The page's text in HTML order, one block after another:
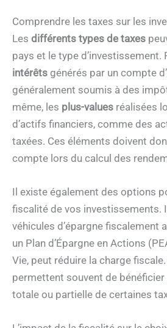
Comprendre les taxes sur les
Les différents types de taxes
pays et le type d’investissement.
intérêts générés par un compte
généralement soumis à des
même, les plus-values réalisées
d’actifs financiers, comme des
taxées. Ces éléments doivent
compte lors du calcul des
Il existe également des options
fiscalité de vos investissements.
véhicules d’épargne fiscalement
un Plan d’Épargne en Actions
Vie, peut réduire la charge
permettent souvent de bénéficier
totale ou partielle de certaines